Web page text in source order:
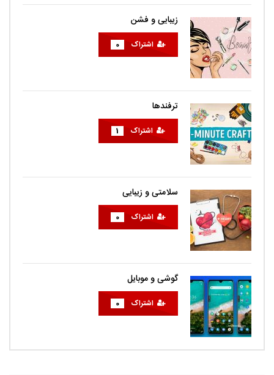
زیبایی و فشن
اشتراک 0
ترفندها
اشتراک 1
سلامتی و زیبایی
اشتراک 0
گوشی و موبایل
اشتراک 0